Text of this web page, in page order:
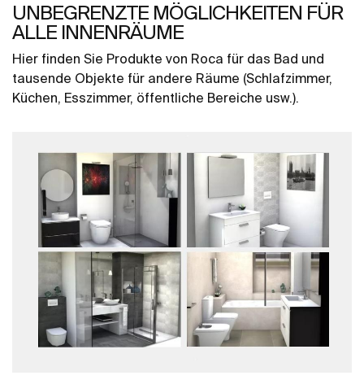
UNBEGRENZTE MÖGLICHKEITEN FÜR
ALLE INNENRÄUME
Hier finden Sie Produkte von Roca für das Bad und
tausende Objekte für andere Räume (Schlafzimmer,
Küchen, Esszimmer, öffentliche Bereiche usw.).